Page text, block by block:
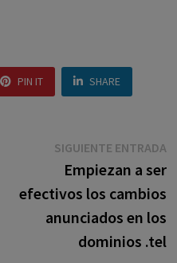
PIN IT SHARE
SIGUIENTE ENTRADA
Empiezan a ser
efectivos los cambios
anunciados en los
dominios .tel